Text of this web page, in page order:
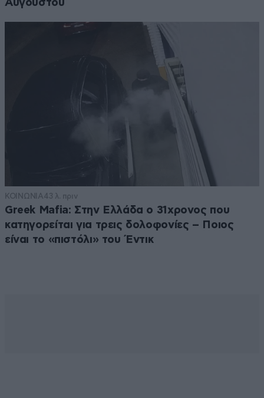
Αυγούστου
ΚΟΙΝΩΝΙΑ43 λ. πριν
Greek Mafia: Στην Ελλάδα ο 31χρονος που
κατηγορείται για τρεις δολοφονίες – Ποιος
είναι το «πιστόλι» του Έντικ